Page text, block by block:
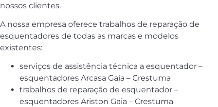
nossos clientes.
A nossa empresa oferece trabalhos de reparação de
esquentadores de todas as marcas e modelos
existentes:
serviços de assistência técnica a esquentador –
esquentadores Arcasa Gaia – Crestuma
trabalhos de reparação de esquentador –
esquentadores Ariston Gaia – Crestuma